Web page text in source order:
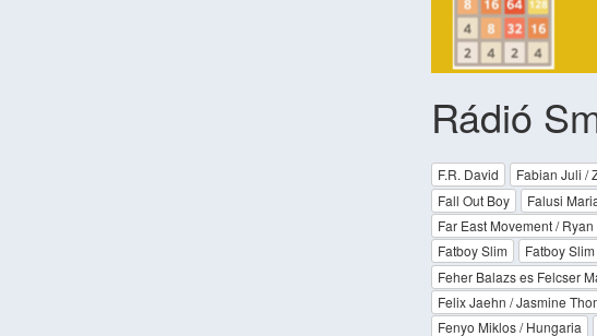
Rádió
F.R. David Fabian Juli /
Fall Out Boy
Falusi
Far East Movement / Ryan
Fatboy Slim
Fatboy
Feher Balazs es Felcser
Felix Jaehn / Jasmine
Fenyo Miklos / Hungaria